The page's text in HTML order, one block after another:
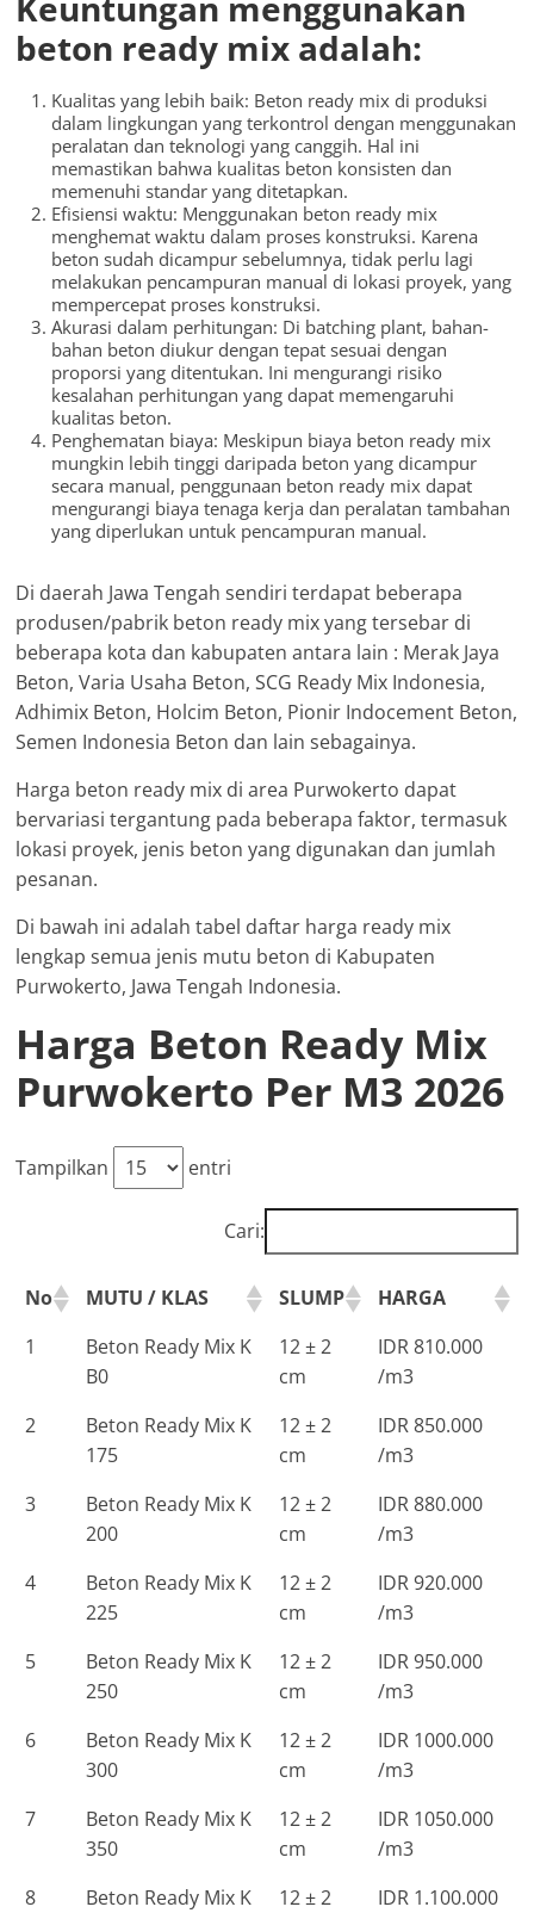
beton ready mix adalah:
Kualitas yang lebih baik: Beton ready mix di produksi
dalam lingkungan yang terkontrol dengan menggunakan
peralatan dan teknologi yang canggih. Hal ini
memastikan bahwa kualitas beton konsisten dan
memenuhi standar yang ditetapkan.
Efisiensi waktu: Menggunakan beton ready mix
menghemat waktu dalam proses konstruksi. Karena
beton sudah dicampur sebelumnya, tidak perlu lagi
melakukan pencampuran manual di lokasi proyek, yang
mempercepat proses konstruksi.
Akurasi dalam perhitungan: Di batching plant, bahan-
bahan beton diukur dengan tepat sesuai dengan
proporsi yang ditentukan. Ini mengurangi risiko
kesalahan perhitungan yang dapat memengaruhi
kualitas beton.
Penghematan biaya: Meskipun biaya beton ready mix
mungkin lebih tinggi daripada beton yang dicampur
secara manual, penggunaan beton ready mix dapat
mengurangi biaya tenaga kerja dan peralatan tambahan
yang diperlukan untuk pencampuran manual.
Di daerah Jawa Tengah sendiri terdapat beberapa
produsen/pabrik beton ready mix yang tersebar di
beberapa kota dan kabupaten antara lain : Merak Jaya
Beton, Varia Usaha Beton, SCG Ready Mix Indonesia,
Adhimix Beton, Holcim Beton, Pionir Indocement Beton,
Semen Indonesia Beton dan lain sebagainya.
Harga beton ready mix di area Purwokerto dapat
bervariasi tergantung pada beberapa faktor, termasuk
lokasi proyek, jenis beton yang digunakan dan jumlah
pesanan.
Di bawah ini adalah tabel daftar harga ready mix
lengkap semua jenis mutu beton di Kabupaten
Purwokerto, Jawa Tengah Indonesia.
Harga Beton Ready Mix
Purwokerto Per M3 2026
Tampilkan entri
Cari:
No MUTU / KLAS SLUMP
HARGA
1
Beton Ready Mix K
B0
12 ± 2
cm
IDR 810.000
/m3
2
Beton Ready Mix K
175
12 ± 2
cm
IDR 850.000
/m3
3
Beton Ready Mix K
200
12 ± 2
cm
IDR 880.000
/m3
4
Beton Ready Mix K
225
12 ± 2
cm
IDR 920.000
/m3
5
Beton Ready Mix K
250
12 ± 2
cm
IDR 950.000
/m3
6
Beton Ready Mix K
300
12 ± 2
cm
IDR 1000.000
/m3
7
Beton Ready Mix K
350
12 ± 2
cm
IDR 1050.000
/m3
8
Beton Ready Mix K
12 ± 2
IDR 1.100.000